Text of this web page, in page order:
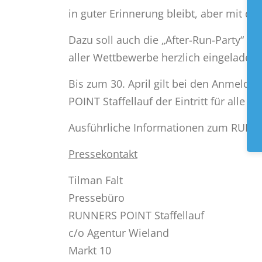
in guter Erinnerung bleibt, aber mit
Dazu soll auch die „After-Run-Party“
aller Wettbewerbe herzlich
Bis zum 30. April gilt bei den
POINT Staffellauf der Eintritt für alle
Ausführliche Informationen zum
Pressekontakt
Tilman Falt
Pressebüro
RUNNERS POINT Staffellauf
c/o Agentur Wieland
Markt 10